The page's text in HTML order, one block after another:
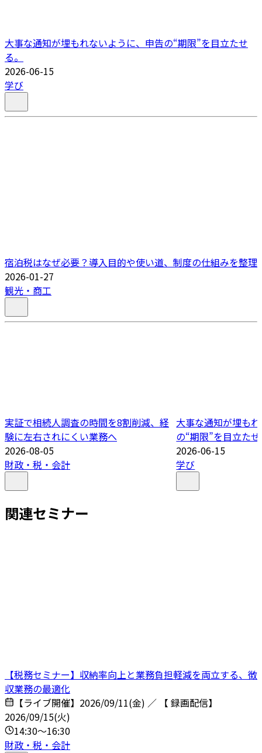
大事な通知が埋もれないように、申告の“期限”を目立たせ
る。
2026-06-15
学び
宿泊税はなぜ必要？導入目的や使い道、制度の仕組みを整理
2026-01-27
観光・商工
実証で相続人調査の時間を8割削減、経
験に左右されにくい業務へ
2026-08-05
財政・税・会計
大事な通知が埋も
の“期限”を目立た
2026-06-15
学び
関連セミナー
【税務セミナー】収納率向上と業務負担軽減を両立する、徴
収業務の最適化
【ライブ開催】2026/09/11(金) ／ 【 録画配信】
2026/09/15(火)
14:30～16:30
財政・税・会計